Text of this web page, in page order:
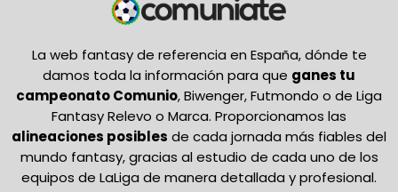
La web fantasy de referencia en España, dónde te
damos toda la información para que ganes tu
campeonato Comunio, Biwenger, Futmondo o de Liga
Fantasy Relevo o Marca. Proporcionamos las
alineaciones posibles de cada jornada más fiables del
mundo fantasy, gracias al estudio de cada uno de los
equipos de LaLiga de manera detallada y profesional.